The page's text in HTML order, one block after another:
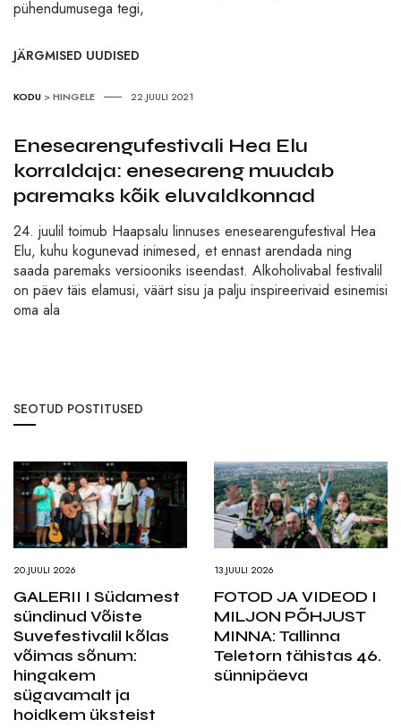
pühendumusega tegi,
JÄRGMISED UUDISED
KODU >HINGELE 22.JUULI 2021
Enesearengufestivali Hea Elu
korraldaja: eneseareng muudab
paremaks kõik eluvaldkonnad
24. juulil toimub Haapsalu linnuses enesearengufestival Hea
Elu, kuhu kogunevad inimesed, et ennast arendada ning
saada paremaks versiooniks iseendast. Alkoholivabal festivalil
on päev täis elamusi, väärt sisu ja palju inspireerivaid esinemisi
oma ala
SEOTUD POSTITUSED
20.JUULI 2026
GALERII I Südamest
sündinud Võiste
Suvefestivalil kõlas
võimas sõnum:
hingakem
sügavamalt ja
hoidkem üksteist
13.JUULI 2026
FOTOD JA VIDEOD I
MILJON PÕHJUST
MINNA: Tallinna
Teletorn tähistas 46.
sünnipäeva